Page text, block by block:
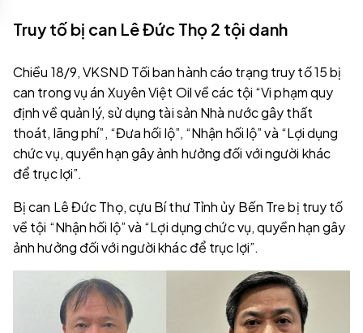
Truy tố bị can Lê Đức Thọ 2 tội danh
Chiều 18/9, VKSND Tối ban hành cáo trạng truy tố 15 bị
can trong vụ án Xuyên Việt Oil về các tội “Vi phạm quy
định về quản lý, sử dụng tài sản Nhà nước gây thất
thoát, lãng phí”, “Đưa hối lộ”, “Nhận hối lộ” và “Lợi dụng
chức vụ, quyền hạn gây ảnh hưởng đối với người khác
để trục lợi”.
Bị can Lê Đức Thọ, cựu Bí thư Tỉnh ủy Bến Tre bị truy tố
về tội “Nhận hối lộ” và “Lợi dụng chức vụ, quyền hạn gây
ảnh hưởng đối với người khác để trục lợi”.